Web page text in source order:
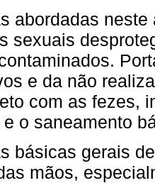
abordadas
sexuais
e da não
com as fezes,
o saneamento
básicas gerais
mãos,